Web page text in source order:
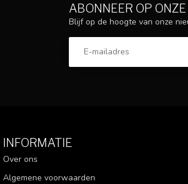
ABONNEER OP
Blijf op de hoogte van onze
INFORMATIE
Over ons
Algemene voorwaarden